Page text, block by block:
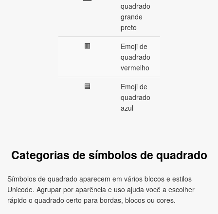
quadrado
grande
preto
🟥
Emoji de
quadrado
vermelho
🟦
Emoji de
quadrado
azul
Categorias de símbolos de quadrado
Símbolos de quadrado aparecem em vários blocos e estilos
Unicode. Agrupar por aparência e uso ajuda você a escolher
rápido o quadrado certo para bordas, blocos ou cores.